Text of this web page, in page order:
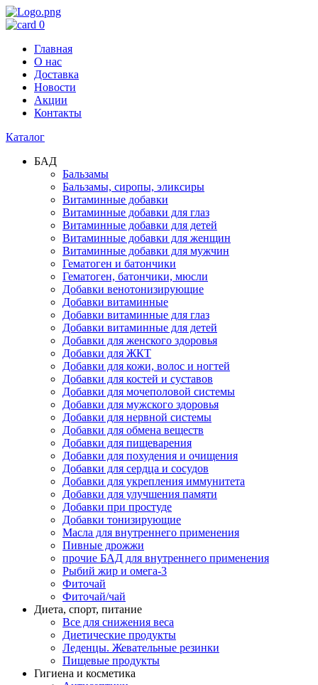
0
Главная
О нас
Доставка
Новости
Акции
Контакты
Каталог
БАД
Бальзамы
Бальзамы, сиропы, эликсиры
Витаминные добавки
Витаминные добавки для глаз
Витаминные добавки для детей
Витаминные добавки для женщин
Витаминные добавки для мужчин
Гематоген и батончики
Гематоген, батончики, мюсли
Добавки венотонизирующие
Добавки витаминные
Добавки витаминные для глаз
Добавки витаминные для детей
Добавки для женского здоровья
Добавки для ЖКТ
Добавки для кожи, волос и ногтей
Добавки для костей и суставов
Добавки для мочеполовой системы
Добавки для мужского здоровья
Добавки для нервной системы
Добавки для обмена веществ
Добавки для пищеварения
Добавки для похудения и очищения
Добавки для сердца и сосудов
Добавки для укрепления иммунитета
Добавки для улучшения памяти
Добавки при простуде
Добавки тонизирующие
Масла для внутреннего применения
Пивные дрожжи
прочие БАД для внутреннего применения
Рыбий жир и омега-3
Фиточай
Фиточай/чай
Диета, спорт, питание
Все для снижения веса
Диетические продукты
Леденцы. Жевательные резинки
Пищевые продукты
Гигиена и косметика